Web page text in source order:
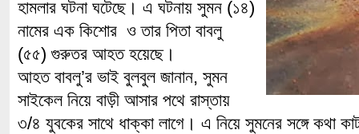
হামলার ঘটনা ঘটেছে। এ ঘটনায় সুমন (১৪)
নামের এক কিশোর ও তার পিতা বাবলু
(৫৫) গুরুতর আহত হয়েছে।
আহত বাবলু’র ভাই বুলবুল জানান, সুমন
সাইকেল নিয়ে বাড়ী আসার পথে রাস্তায়
৩/৪ যুবকের সাথে ধাক্কা লাগে। এ নিয়ে সুমনের সঙ্গে কথা